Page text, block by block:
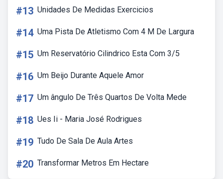
#13 Unidades De Medidas Exercicios
#14 Uma Pista De Atletismo Com 4 M De Largura
#15 Um Reservatório Cilindrico Esta Com 3/5
#16 Um Beijo Durante Aquele Amor
#17 Um ângulo De Três Quartos De Volta Mede
#18 Ues Ii - Maria José Rodrigues
#19 Tudo De Sala De Aula Artes
#20 Transformar Metros Em Hectare